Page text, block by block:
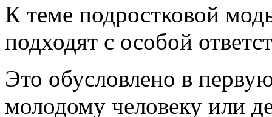
К теме подростковой
подходят с особой
Это обусловлено в
молодому человеку или